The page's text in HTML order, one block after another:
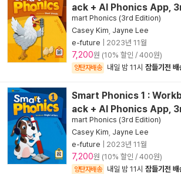
ack + AI Phonics App,
mart Phonics (3rd Edition)
Casey Kim Jayne Lee
e-future
2023년 11월
7,200원 (10% 할인 / 400원)
양탄자배송 내일 밤 11시 잠들기전 배
Smart Phonics 1 :
ack + AI Phonics App,
mart Phonics (3rd Edition)
Casey Kim Jayne Lee
e-future
2023년 11월
7,200원 (10% 할인 / 400원)
양탄자배송 내일 밤 11시 잠들기전 배